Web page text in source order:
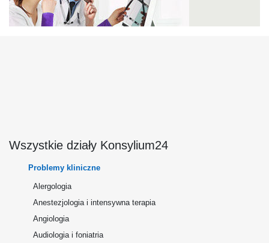
Wszystkie działy Konsylium24
Problemy kliniczne
Alergologia
Anestezjologia i intensywna terapia
Angiologia
Audiologia i foniatria